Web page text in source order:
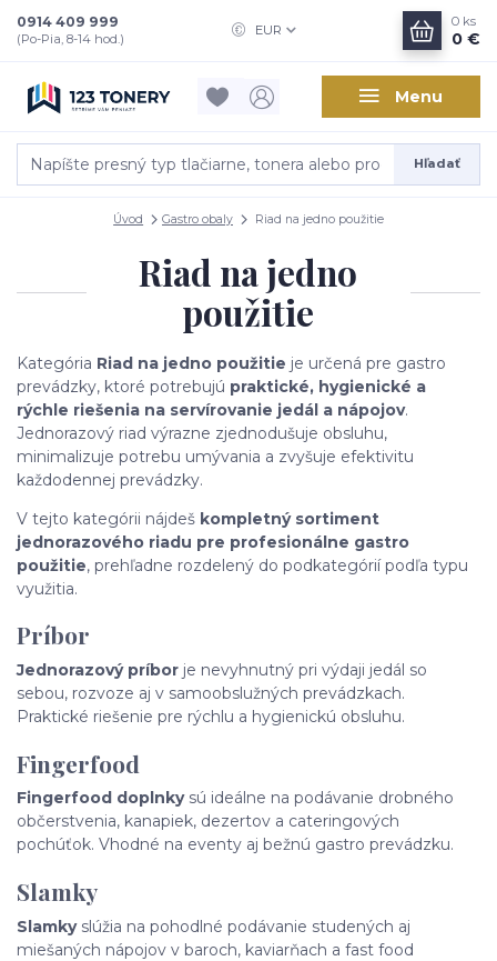
Menu
EUR
Hľadať
0914 409 999
(Po-Pia, 8-14 hod.)
0 ks
0 €
Úvod Gastro obaly Riad na jedno použitie
Riad na jedno
použitie
Kategória Riad na jedno použitie je určená pre gastro
prevádzky, ktoré potrebujú praktické, hygienické a
rýchle riešenia na servírovanie jedál a nápojov.
Jednorazový riad výrazne zjednodušuje obsluhu,
minimalizuje potrebu umývania a zvyšuje efektivitu
každodennej prevádzky.
V tejto kategórii nájdeš kompletný sortiment
jednorazového riadu pre profesionálne gastro
použitie, prehľadne rozdelený do podkategórií podľa typu
využitia.
Príbor
Jednorazový príbor je nevyhnutný pri výdaji jedál so
sebou, rozvoze aj v samoobslužných prevádzkach.
Praktické riešenie pre rýchlu a hygienickú obsluhu.
Fingerfood
Fingerfood doplnkysú ideálne na podávanie drobného
občerstvenia, kanapiek, dezertov a cateringových
pochúťok. Vhodné na eventy aj bežnú gastro prevádzku.
Slamky
Slamkyslúžia na pohodlné podávanie studených aj
miešaných nápojov v baroch, kaviarňach a fast food